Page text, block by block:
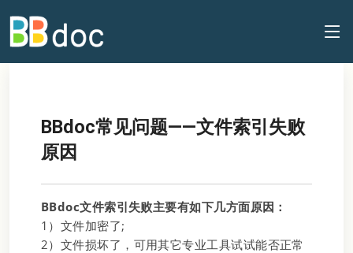
BBdoc常见问题——文件索引失败
原因
BBdoc文件索引失败主要有如下几方面原因：
1）文件加密了;
2）文件损坏了，可用其它专业工具试试能否正常